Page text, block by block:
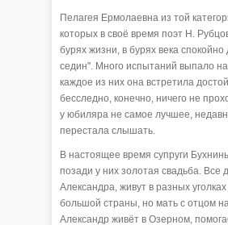
Пелагея Ермолаевна из той
которых в своё время поэт Н.
бурях жизни, в бурях века
седин". Много испытаний выпало
каждое из них она встретила
бесследно, конечно, ничего не
у юбиляра не самое лучшее,
перестала слышать.
В настоящее время супруги
позади у них золотая свадьба. Все
Александра, живут в разных
большой страны, но мать с отцом
Александр живёт в Озерном,